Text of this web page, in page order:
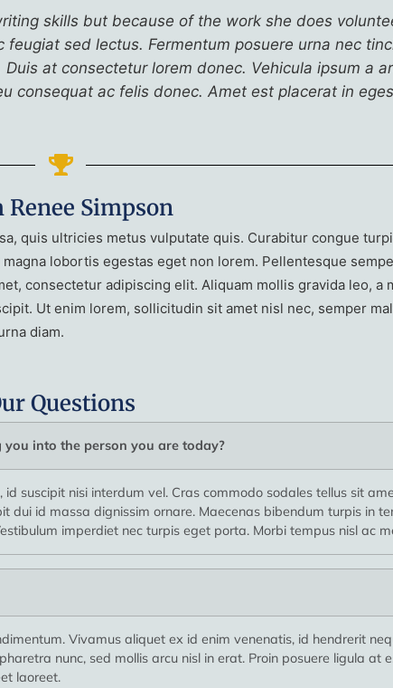
skills but because of the work she does
sed lectus. Fermentum posuere urna nec
at consectetur lorem donec. Vehicula ipsum a
consequat ac felis donec. Amet est placerat in
Renee Simpson
quis ultricies metus vulputate quis. Curabitur congue
lobortis egestas eget non lorem. Pellentesque
consectetur adipiscing elit. Aliquam mollis gravida leo, a
Ut enim lorem, sollicitudin sit amet nisl nec, semper
diam.
Questions
into the person you are today?
suscipit nisi interdum vel. Cras commodo sodales tellus sit
dui id massa dignissim ornare. Maecenas bibendum turpis in
imperdiet nec turpis eget porta. Morbi tempus nisl ac
Vivamus aliquet ex id enim venenatis, id hendrerit
nunc, sed mollis arcu nisl in erat. Proin posuere ligula at
laoreet.